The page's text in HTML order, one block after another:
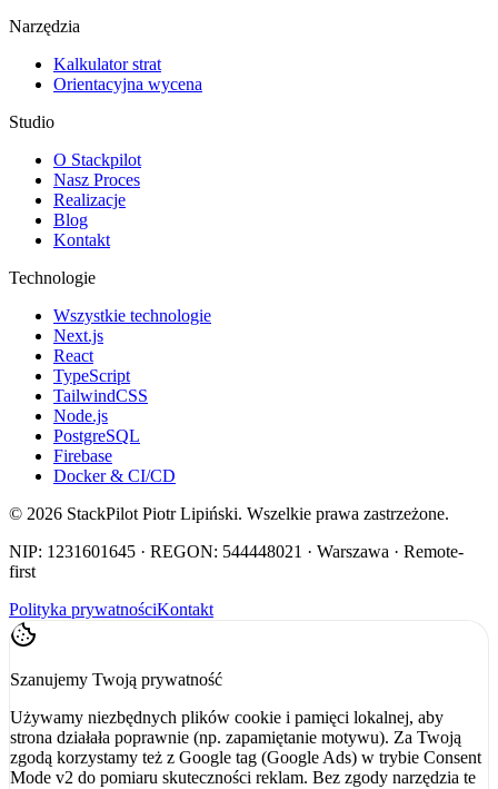
Narzędzia
Kalkulator strat
Orientacyjna wycena
Studio
O Stackpilot
Nasz Proces
Realizacje
Blog
Kontakt
Technologie
Wszystkie technologie
Next.js
React
TypeScript
TailwindCSS
Node.js
PostgreSQL
Firebase
Docker & CI/CD
© 2026 StackPilot Piotr Lipiński. Wszelkie prawa zastrzeżone.
NIP: 1231601645 · REGON: 544448021 · Warszawa · Remote-
first
Polityka prywatnościKontakt
Szanujemy Twoją prywatność
Używamy niezbędnych plików cookie i pamięci lokalnej, aby
strona działała poprawnie (np. zapamiętanie motywu). Za Twoją
zgodą korzystamy też z Google tag (Google Ads) w trybie Consent
Mode v2 do pomiaru skuteczności reklam. Bez zgody narzędzia te